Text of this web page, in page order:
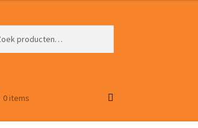
0 items